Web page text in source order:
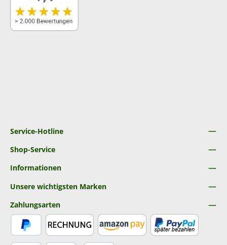
Service-Hotline
Shop-Service
Informationen
Unsere wichtigsten Marken
Zahlungsarten